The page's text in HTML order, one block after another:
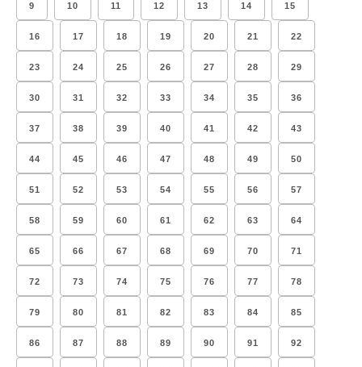
9 10 11 12 13 14 15
16 17 18 19 20 21 22
23 24 25 26 27 28 29
30 31 32 33 34 35 36
37 38 39 40 41 42 43
44 45 46 47 48 49 50
51 52 53 54 55 56 57
58 59 60 61 62 63 64
65 66 67 68 69 70 71
72 73 74 75 76 77 78
79 80 81 82 83 84 85
86 87 88 89 90 91 92